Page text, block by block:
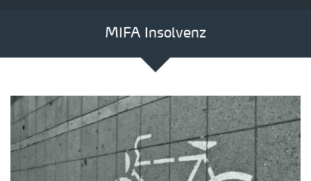
MIFA Insolvenz